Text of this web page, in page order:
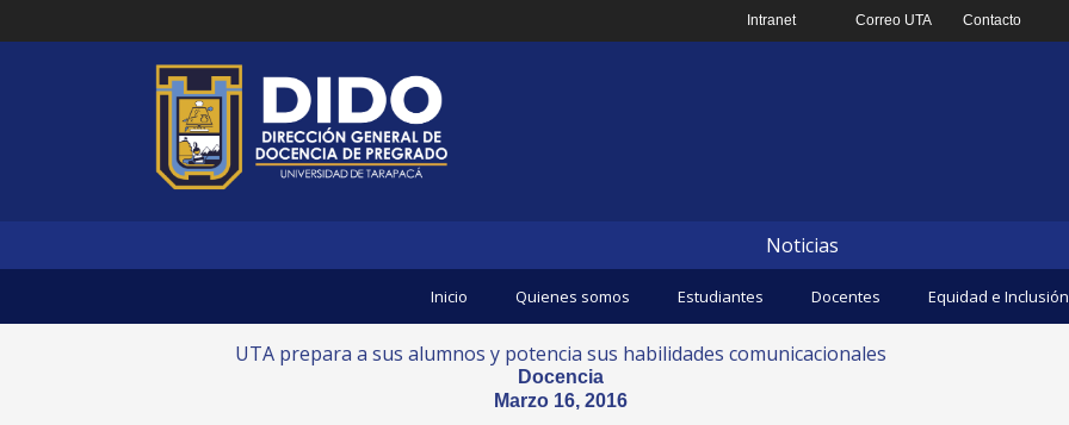
al
Intranet Correo UTA Contacto
Noticias
Inicio Quienes somos Estudiantes Docentes Equidad e Inclusión
UTA prepara a sus alumnos y potencia sus habilidades comunicacionales
Docencia
Marzo 16, 2016